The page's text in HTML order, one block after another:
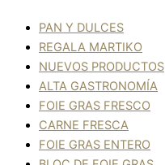
PAN Y DULCES
REGALA MARTIKO
NUEVOS PRODUCTOS
ALTA GASTRONOMÍA
FOIE GRAS FRESCO
CARNE FRESCA
FOIE GRAS ENTERO